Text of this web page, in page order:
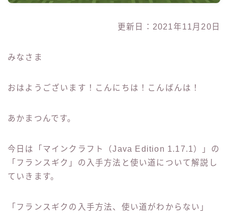
更新日：2021年11月20日
みなさま
おはようございます！こんにちは！こんばんは！
あかまつんです。
今日は「マインクラフト（Java Edition 1.17.1）」の
「フランスギク」の入手方法と使い道について解説し
ていきます。
「フランスギクの入手方法、使い道がわからない」